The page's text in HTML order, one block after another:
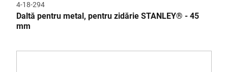
4-18-294
Daltă pentru metal, pentru zidărie STANLEY® - 45
mm